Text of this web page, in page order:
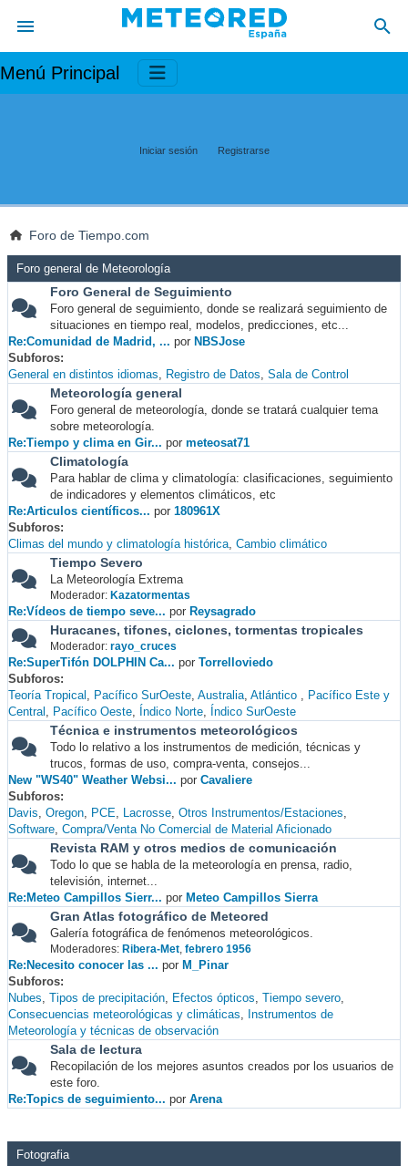
Menú Principal
Iniciar sesión Registrarse
Foro de Tiempo.com
Foro general de Meteorología
Foro General de Seguimiento
Foro general de seguimiento, donde se realizará seguimiento de
situaciones en tiempo real, modelos, predicciones, etc...
Re:Comunidad de Madrid, ... por NBSJose
Subforos
General en distintos idiomas
Registro de Datos Sala de Control
Meteorología general
Foro general de meteorología, donde se tratará cualquier tema
sobre meteorología.
Re:Tiempo y clima en Gir... por meteosat71
Climatología
Para hablar de clima y climatología: clasificaciones, seguimiento
de indicadores y elementos climáticos, etc
Re:Articulos científicos... por 180961X
Subforos
Climas del mundo y climatología histórica Cambio climático
Tiempo Severo
La Meteorología Extrema
Moderador: Kazatormentas
Re:Vídeos de tiempo seve... por Reysagrado
Huracanes, tifones, ciclones, tormentas tropicales
Moderador: rayo_cruces
Re:SuperTifón DOLPHIN Ca... por Torrelloviedo
Subforos
Teoría Tropical
Pacífico SurOeste Australia Atlántico
Pacífico Este y
Central
Pacífico Oeste Índico Norte Índico SurOeste
Técnica e instrumentos meteorológicos
Todo lo relativo a los instrumentos de medición, técnicas y
trucos, formas de uso, compra-venta, consejos...
New "WS40" Weather Websi... por Cavaliere
Subforos
Davis Oregon PCE Lacrosse Otros Instrumentos/Estaciones
Software Compra/Venta No Comercial de Material Aficionado
Revista RAM y otros medios de comunicación
Todo lo que se habla de la meteorología en prensa, radio,
televisión, internet...
Re:Meteo Campillos Sierr... por Meteo Campillos Sierra
Gran Atlas fotográfico de Meteored
Galería fotográfica de fenómenos meteorológicos.
Moderadores: Ribera-Met, febrero 1956
Re:Necesito conocer las ... por M_Pinar
Subforos
Nubes Tipos de precipitación Efectos ópticos Tiempo severo
Consecuencias meteorológicas y climáticas
Instrumentos de
Meteorología y técnicas de observación
Sala de lectura
Recopilación de los mejores asuntos creados por los usuarios de
este foro.
Re:Topics de seguimiento... por Arena
Fotografia